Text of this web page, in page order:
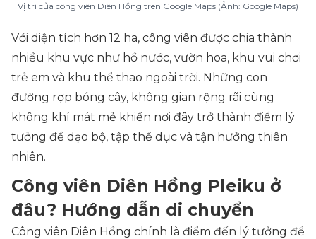
Vị trí của công viên Diên Hồng trên Google Maps (Ảnh: Google Maps)
Với diện tích hơn 12 ha, công viên được chia thành
nhiều khu vực như hồ nước, vườn hoa, khu vui chơi
trẻ em và khu thể thao ngoài trời. Những con
đường rợp bóng cây, không gian rộng rãi cùng
không khí mát mẻ khiến nơi đây trở thành điểm lý
tưởng để dạo bộ, tập thể dục và tận hưởng thiên
nhiên.
Công viên Diên Hồng Pleiku ở
đâu? Hướng dẫn di chuyển
Công viên Diên Hồng chính là điểm đến lý tưởng để